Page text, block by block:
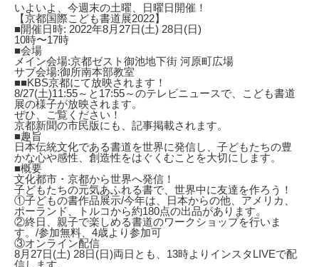
いよいよ、今週末の土曜、日曜日開催！
【京都国際こども書道展2022】
■開催日時: 2022年8月27日(土) 28日(日)
10時〜17時
■会場
メイン会場:京都ゼスト御池地下街 河原町広場
サブ会場:御所南本部教室
■■KBS京都にて放映されます！
8/27(土)11:55～と17:55～のテレビニュースで、こども書道
展の様子が放映されます。
ぜひ、ご覧ください！
京都新聞の市民版にも、記事掲載されます。
■趣旨
日本伝統文化である書道を世界に発信し、子どもたちの豊
かな心や感性、創造性をはぐくむことを大切にします。
■概要
文化都市・京都から世界へ発信！
子どもたちの元気あふれる書で、世界中に友達を作ろう！
①子どもの書作品展示/今年は、日本からの他、アメリカ、
ポーランド、トルコから約180点の出品があります。
②終日、親子で楽しめる書道のワークショップを行いま
す。/参加無料、4歳より参加可
③オンライン配信
8月27日(土) 28日(日)両日とも、13時よりインスタLIVEで配
信します。